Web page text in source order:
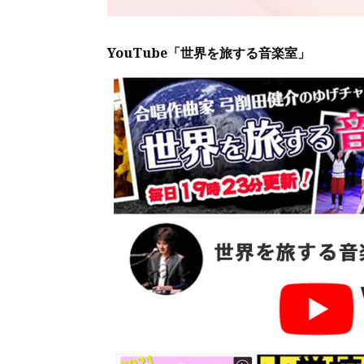
YouTube「世界を旅する音楽室」